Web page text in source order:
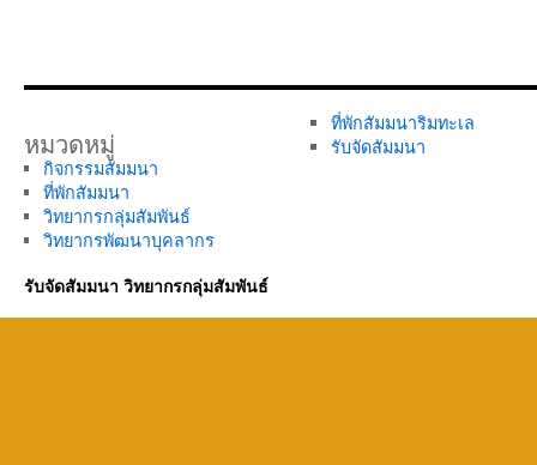
หมวดหมู่
กิจกรรมสัมมนา
ที่พักสัมมนา
วิทยากรกลุ่มสัมพันธ์
วิทยากรพัฒนาบุคลากร
ที่พักสัมมนาริมทะเล
รับจัดสัมมนา
รับจัดสัมมนา วิทยากรกลุ่มสัมพันธ์